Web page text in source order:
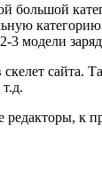
3 модели
сайта.
к